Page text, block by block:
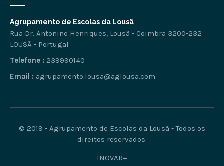
Agrupamento de Escolas da Lousã
Rua Dr. Antonino Henriques, Lousã - Coimbra 3200-232
LOUSÃ - Portugal
Telefone : 239990140
Email : agrupamento.lousa@aglousa.com
© 2019 - Agrupamento de Escolas da Lousã - Todos os
direitos reservados.
INOVAR+